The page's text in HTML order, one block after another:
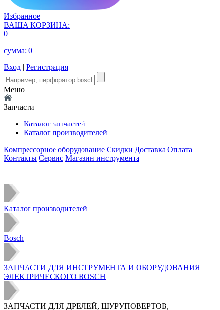
Избранное
ВАША КОРЗИНА:
0
сумма: 0
Вход | Регистрация
Меню
Запчасти
Каталог запчастей
Каталог производителей
Компрессорное оборудование Скидки Доставка Оплата
Контакты Сервис Магазин инструмента
Каталог производителей
Bosch
ЗАПЧАСТИ ДЛЯ ИНСТРУМЕНТА И ОБОРУДОВАНИЯ
ЭЛЕКТРИЧЕСКОГО BOSCH
ЗАПЧАСТИ ДЛЯ ДРЕЛЕЙ, ШУРУПОВЕРТОВ,